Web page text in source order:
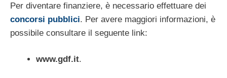
Per diventare finanziere, è necessario effettuare dei
concorsi pubblici. Per avere maggiori informazioni, è
possibile consultare il seguente link:
www.gdf.it.